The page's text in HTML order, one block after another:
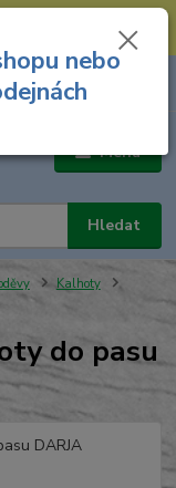
nářadí: 731 449 423 --
Menu
Hledat
za
Kalhoty
do pasu
nebo